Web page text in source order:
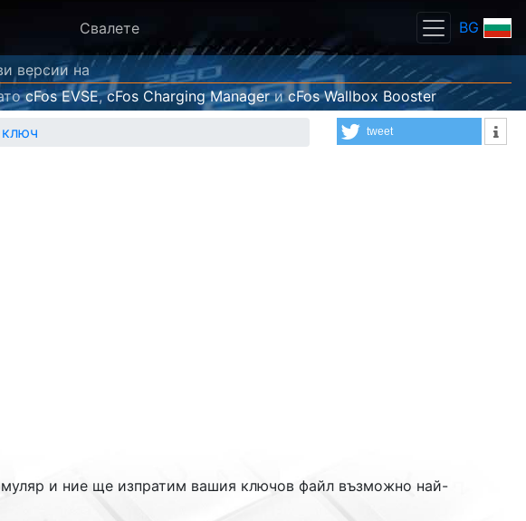
Свалете BG
версии на
cFos EVSE,cFos Charging ManagerиcFos Wallbox Booster
tweet
и ние ще изпратим вашия ключов файл възможно най-